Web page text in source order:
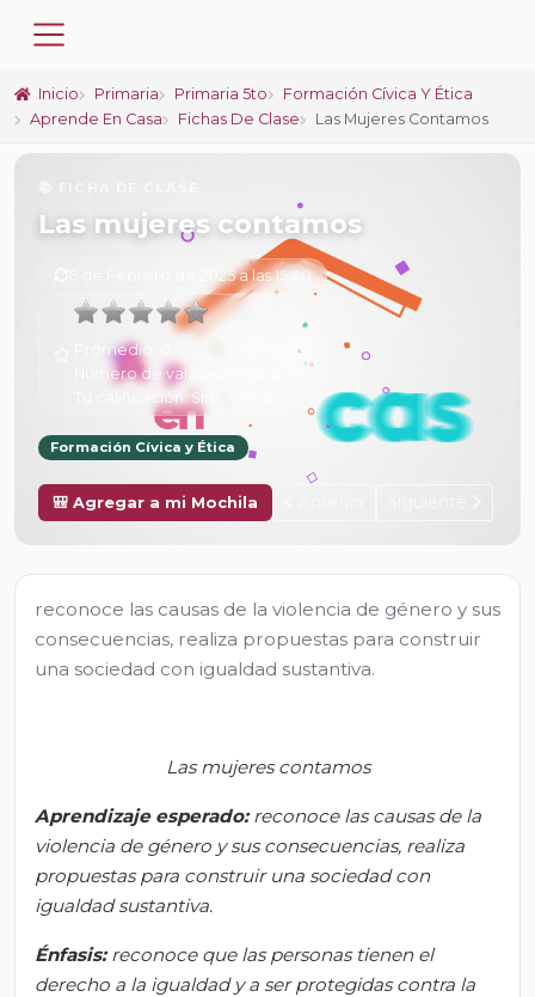
Inicio Primaria Primaria 5to
Formación Cívica Y Ética
Aprende En Casa
Fichas De Clase Las Mujeres Contamos
Las mujeres contamos
6 de Febrero de 2025 a las 15:40
Promedio:
Número de valoraciones:
Tu calificación:Sin calificar
Formación Cívica y Ética
🎒 Agregar a mi Mochila
reconoce las causas de la violencia de género y sus
consecuencias, realiza propuestas para construir
una sociedad con igualdad sustantiva.
Las mujeres contamos
Aprendizaje esperado: reconoce las causas de la
violencia de género y sus consecuencias, realiza
propuestas para construir una sociedad con
igualdad sustantiva.
Énfasis: reconoce que las personas tienen el
derecho a la igualdad y a ser protegidas contra la